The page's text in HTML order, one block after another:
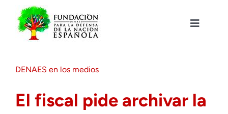
contenido
Toggle
DENAES en los medios
El fiscal pide archivar la